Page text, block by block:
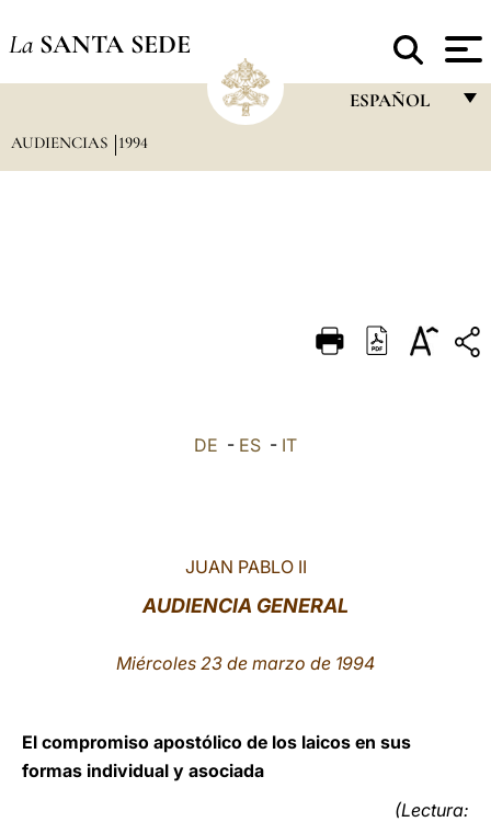
La SANTA SEDE
ESPAÑOL
DEUTSCH
AUDIENCIAS 1994
DE - ES - IT
JUAN PABLO II
AUDIENCIA GENERAL
Miércoles 23 de marzo de 1994
El compromiso apostólico de los laicos en sus
formas individual y asociada
(Lectura: